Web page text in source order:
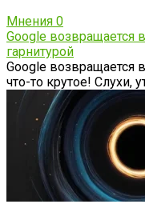
Мнения 0
Google возвращается
гарнитурой
Google возвращается
что-то крутое! Слухи,